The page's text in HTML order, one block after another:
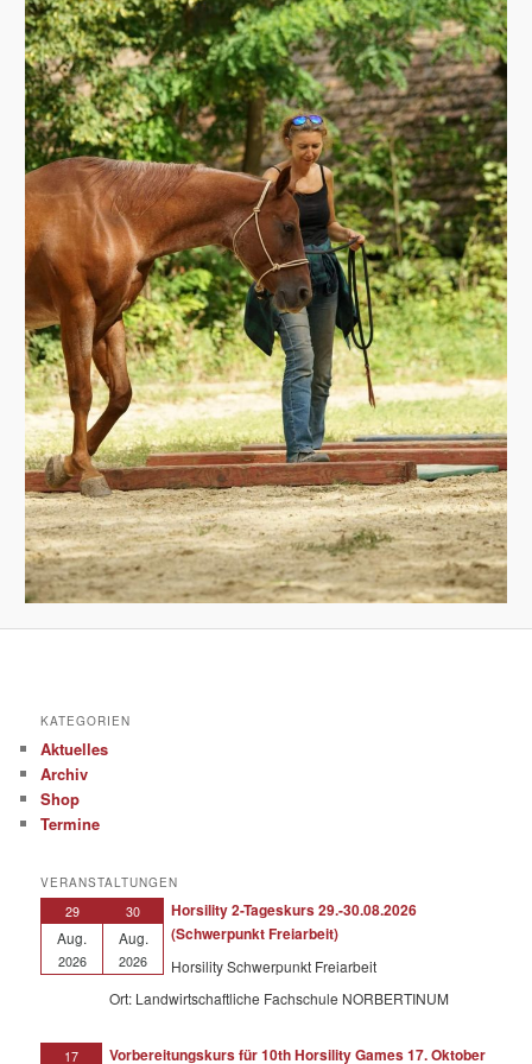
KATEGORIEN
Aktuelles
Archiv
Shop
Termine
VERANSTALTUNGEN
29
Aug.
2026
30
Aug.
2026
Horsility 2-Tageskurs 29.-30.08.2026
(Schwerpunkt Freiarbeit)
Horsility Schwerpunkt Freiarbeit
Ort: Landwirtschaftliche Fachschule NORBERTINUM
17 Vorbereitungskurs für 10th Horsility Games 17. Oktober